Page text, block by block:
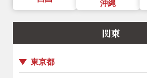
沖縄
関東
東京都